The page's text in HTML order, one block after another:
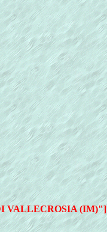
VALLECROSIA (IM)"]